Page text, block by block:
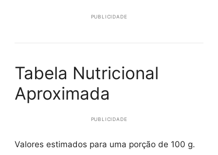
PUBLICIDADE
Tabela Nutricional
Aproximada
PUBLICIDADE
Valores estimados para uma porção de 100 g.